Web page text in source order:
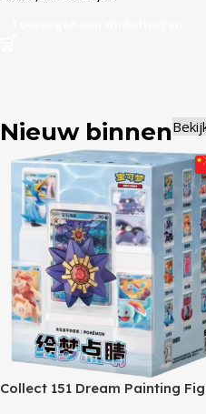
Nieuw binnen
Collect 151 Dream Painting